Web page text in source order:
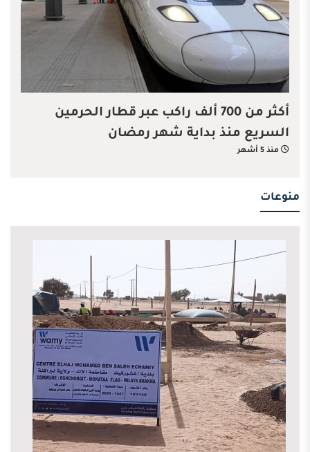
أكثر من 700 ألف راكب عبر قطار الحرمين
السريع منذ بداية شهر رمضان
منذ 5 أشهر
منوعات